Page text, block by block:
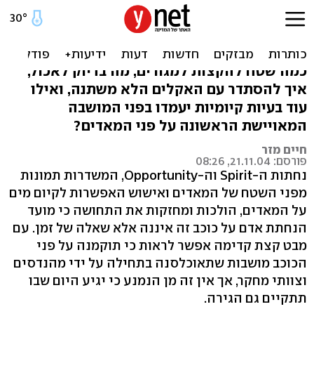
התיישבות במאדים: תמונת
כמה שטח להקצות למגורים, מה בדיוק לאכול,
איך להסתדר עם האקלים הלא משתנה, ואילו
עוד בעיות קיומיות יעמדו בפני המושבה
המאויישת הראשונה על פני המאדים?
חיים מזר
פורסם: 21.11.04, 08:26
נחתות ה-Spirit וה-Opportunity, המשדרות תמונות
מפני השטח של המאדים ואישוש האפשרות לקיום מים
על המאדים, הולכות ומחזקות את התחושה כי מועד
הנחתת אדם על כוכב זה איננה אלא שאלה של זמן. עם
מבט קצת קדימה אפשר לראות כי תוקמנה על פני
הכוכב מושבות שתאוכלסנה בתחילה על ידי מהנדסים
וצוותי מחקר, אך אין זה מן הנמנע כי יגיע היום שבו
תתקיים גם הגירה.